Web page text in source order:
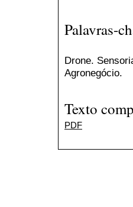
Palavras-
Drone.
Agronegócio.
Texto
PDF